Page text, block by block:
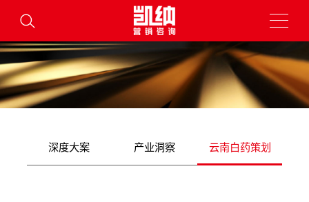
深度大案 产业洞察 云南白药策划